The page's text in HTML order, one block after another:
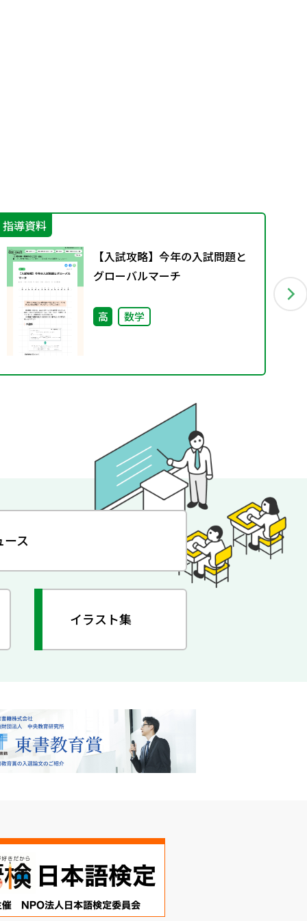
指導資料
【入試攻略】今年の入試問題と
グローバルマーチ
高 数学
ース
イラスト集